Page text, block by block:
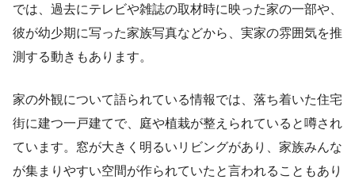
では、過去にテレビや雑誌の取材時に映った家の一部や、
彼が幼少期に写った家族写真などから、実家の雰囲気を推
測する動きもあります。
家の外観について語られている情報では、落ち着いた住宅
街に建つ一戸建てで、庭や植栽が整えられていると噂され
ています。窓が大きく明るいリビングがあり、家族みんな
が集まりやすい空間が作られていたと言われることもあり